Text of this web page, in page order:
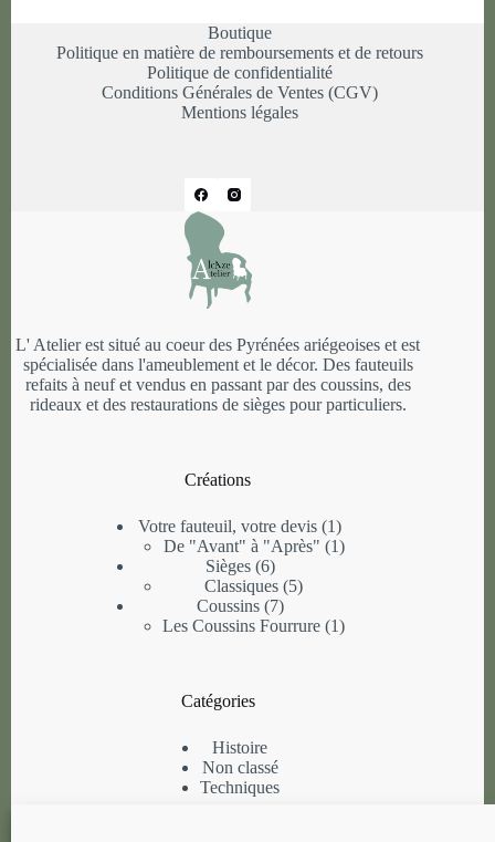
Boutique
Politique en matière de remboursements et de retours
Politique de confidentialité
Conditions Générales de Ventes (CGV)
Mentions légales
L' Atelier est situé au coeur des Pyrénées ariégeoises et est
spécialisée dans l'ameublement et le décor. Des fauteuils
refaits à neuf et vendus en passant par des coussins, des
rideaux et des restaurations de sièges pour particuliers.
Créations
Votre fauteuil, votre devis 11
produit
De "Avant" à "Après" 11
Sièges 66
produits
Classiques 55
Coussins 77
produits
Les Coussins Fourrure 11
Catégories
Histoire
Non classé
Techniques